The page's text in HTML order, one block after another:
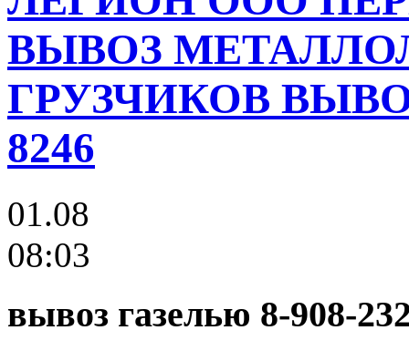
ВЫВОЗ
ГРУЗЧИКОВ
8246
01.08
08:03
вывоз газелью 8-908-